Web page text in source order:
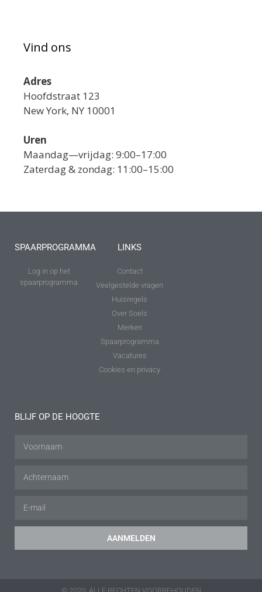
Vind ons
Adres
Hoofdstraat 123
New York, NY 10001
Uren
Maandag—vrijdag: 9:00–17:00
Zaterdag & zondag: 11:00–15:00
SPAARPROGRAMMA
Log in op het
spaarprogramma
LINKS
Contact
Veelgestelde vragen
Huisregels
Over Soels
Merken
Spaarprogramma
Vacatures
Cookies en privacy
BLIJF OP DE HOOGTE
AANMELDEN